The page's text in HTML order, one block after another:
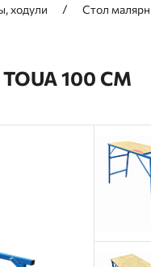
ходули Стол
100 СМ